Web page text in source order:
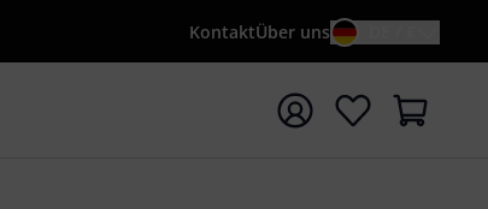
KontaktÜber uns
{searchTerm} starten